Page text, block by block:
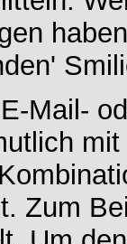
Mail-
Zum